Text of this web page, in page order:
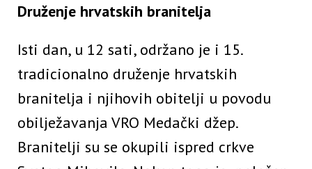
Druženje hrvatskih branitelja
Isti dan, u 12 sati, održano je i 15.
tradicionalno druženje hrvatskih
branitelja i njihovih obitelji u povodu
obilježavanja VRO Medački džep.
Branitelji su se okupili ispred crkve